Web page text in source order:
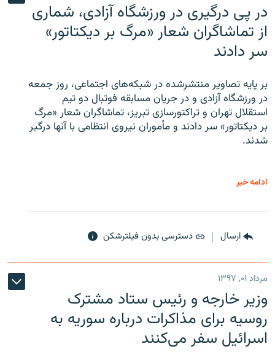
در پی درگیری در ورزشگاه آزادی، شماری
از تماشاگران شعار «مرگ بر دیکتاتور»
سر دادند
بر پایه تصاویر منتشرشده در شبکه‌های اجتماعی، روز جمعه
در ورزشگاه آزادی و در جریان مسابقه فوتبال دو تیم
استقلال تهران و تراکتورسازی تبریز، تماشاگران شعار «مرگ
بر دیکتاتور» سر دادند و مأموران نیروی انتظامی با آنها درگیر
شدند.
ادامه خبر
ارسال دسترسی بدون فیلترشکن
مرداد ۰۱, ۱۳۹۷
وزیر خارجه و رئیس‌ ستاد مشترک
روسیه برای مذاکرات درباره سوریه به
اسرائیل سفر می‌کنند